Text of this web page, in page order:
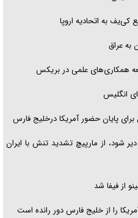
کی‌یف به اتحادیه اروپا
به عراق
همکاری‌های علمی در بریکس
انگلیس
برای پایان حضور آمریکا درخلیج فارس
شود، از مارپیچ تشدید تنش با ایران
از فیفا شد
را از خلیج فارس دور رانده است